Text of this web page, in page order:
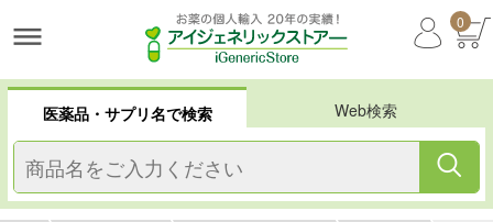
0
医薬品・サプリ名で検索 Web検索